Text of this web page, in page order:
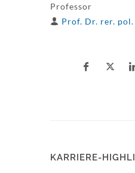
Professor
Prof. Dr. rer.
KARRIERE-